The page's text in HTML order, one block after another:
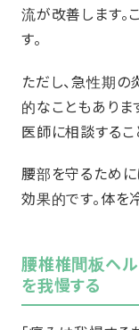
流が改善します。
す。
ただし、急性期
的なこともあり
医師に相談するこ
腰部を守るため
効果的です。体を
腰椎椎間板ヘ
を我慢する